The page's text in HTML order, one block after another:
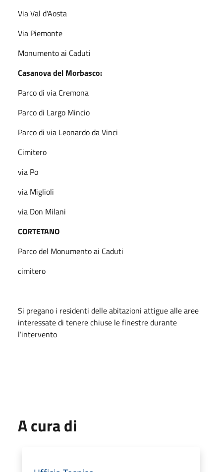
Via Val d'Aosta
Via Piemonte
Monumento ai Caduti
Casanova del Morbasco:
Parco di via Cremona
Parco di Largo Mincio
Parco di via Leonardo da Vinci
Cimitero
via Po
via Miglioli
via Don Milani
CORTETANO
Parco del Monumento ai Caduti
cimitero
Si pregano i residenti delle abitazioni attigue alle aree
interessate di tenere chiuse le finestre durante
l’intervento
A cura di